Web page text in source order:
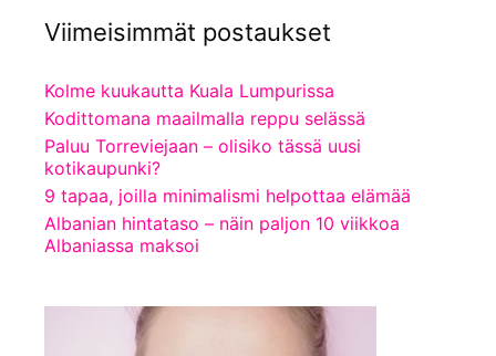
Viimeisimmät postaukset
Kolme kuukautta Kuala Lumpurissa
Kodittomana maailmalla reppu selässä
Paluu Torreviejaan – olisiko tässä uusi
kotikaupunki?
9 tapaa, joilla minimalismi helpottaa elämää
Albanian hintataso – näin paljon 10 viikkoa
Albaniassa maksoi